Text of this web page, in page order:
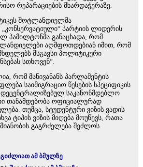
რეპარაციების მხარდაჭერაზე.
შოტლანდიელმა
პარტიის ლიდერის
ჰამილტონმა განაცხადა, რომ
აღშფოთდებიან იმით, რომ
მსგავსი პოლიტიკური
სთხოვენ“.
რომ მანივანანს პარლამენტის
საიმიგრაციო წესების სპეციფიკის
დეცენტრალიზებულ საკანონმდებლო
თანამდებობა ოფიციალურად
თუმცა, სტუდენტური ვიზის ვადის
ტიპის ვიზის მიღება მოუწევს, რათა
გაგრძელება შეძლოს.
ამ ბმულზე